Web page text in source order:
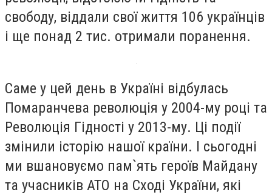
свободу, віддали свої життя 106 українців
і ще понад 2 тис. отримали поранення.
Саме у цей день в Україні відбулась
Помаранчева революція у 2004-му році та
Революція Гідності у 2013-му. Ці події
змінили історію нашої країни. І сьогодні
ми вшановуємо пам`ять героїв Майдану
та учасників АТО на Сході України, які